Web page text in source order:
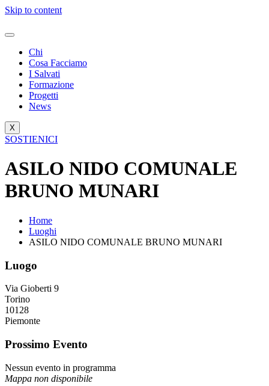
Skip to content
Chi
Cosa Facciamo
I Salvati
Formazione
Progetti
News
X
SOSTIENICI
ASILO NIDO COMUNALE
BRUNO MUNARI
Home
Luoghi
ASILO NIDO COMUNALE BRUNO MUNARI
Luogo
Via Gioberti 9
Torino
10128
Piemonte
Prossimo Evento
Nessun evento in programma
Mappa non disponibile